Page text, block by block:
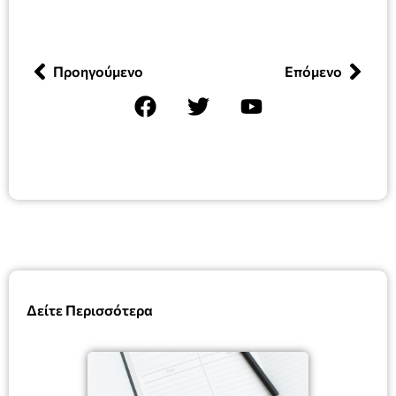
Δείτε Περισσότερα
Προηγούμενο Επόμενο